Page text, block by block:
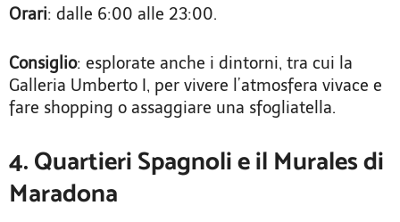
Orari: dalle 6:00 alle 23:00.
Consiglio: esplorate anche i dintorni, tra cui la
Galleria Umberto I, per vivere l’atmosfera vivace e
fare shopping o assaggiare una sfogliatella.
4. Quartieri Spagnoli e il Murales di
Maradona